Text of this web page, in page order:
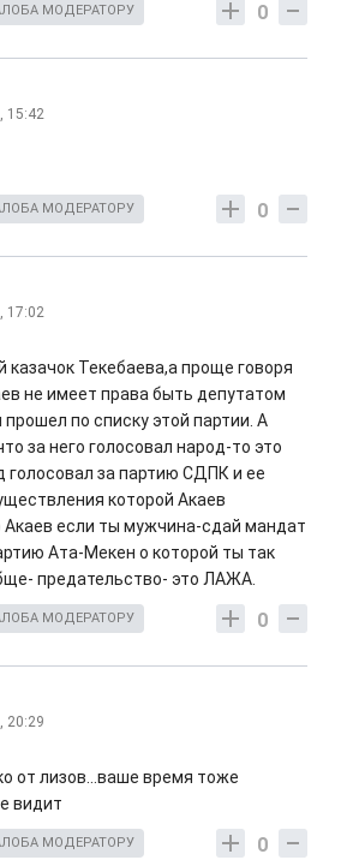
0
МОДЕРАТОРУ
15:42
0
МОДЕРАТОРУ
17:02
Текебаева,а проще говоря
не имеет права быть депутатом
по списку этой партии. А
за него голосовал народ-то это
голосовал за партию СДПК и ее
которой Акаев
Акаев если ты мужчина-сдай мандат
Ата-Мекен о которой ты так
предательство- это ЛАЖА.
0
МОДЕРАТОРУ
20:29
от лизов...ваше время тоже
видит
0
МОДЕРАТОРУ